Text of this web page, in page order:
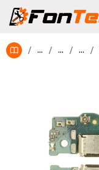
/ ... / ... / ... /